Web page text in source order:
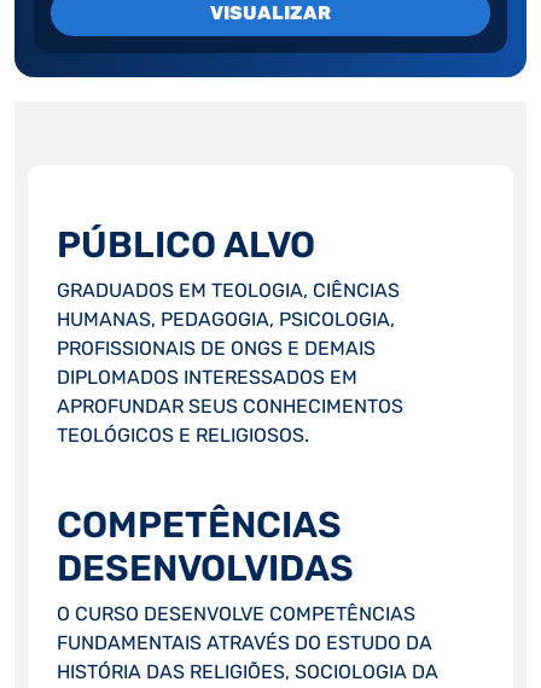
VISUALIZAR
PÚBLICO ALVO
GRADUADOS EM TEOLOGIA, CIÊNCIAS
HUMANAS, PEDAGOGIA, PSICOLOGIA,
PROFISSIONAIS DE ONGS E DEMAIS
DIPLOMADOS INTERESSADOS EM
APROFUNDAR SEUS CONHECIMENTOS
TEOLÓGICOS E RELIGIOSOS.
COMPETÊNCIAS
DESENVOLVIDAS
O CURSO DESENVOLVE COMPETÊNCIAS
FUNDAMENTAIS ATRAVÉS DO ESTUDO DA
HISTÓRIA DAS RELIGIÕES, SOCIOLOGIA DA